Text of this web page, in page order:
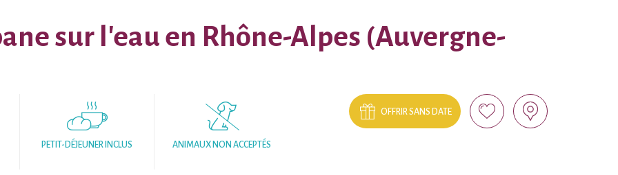
sur l'eau en Rhône-Alpes (Auvergne-
PETIT-DÉJEUNER INCLUS ANIMAUX NON ACCEPTÉS
OFFRIR SANS DATE